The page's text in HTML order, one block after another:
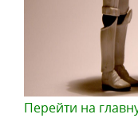
Перейти на